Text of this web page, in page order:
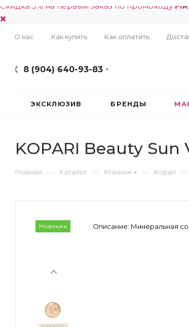
Скидка 5% на первый заказ по промокоду
О нас Как купить Как оплатить
8 (904) 640-93-83
ЭКСКЛЮЗИВ БРЕНДЫ
KOPARI Beauty
Главная — Каталог — Макияж — Kopari —
Новинка Описание: Минеральная